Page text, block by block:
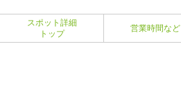
スポット詳細
トップ
営業時間など